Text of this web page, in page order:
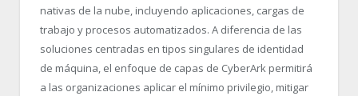
nativas de la nube, incluyendo aplicaciones, cargas de
trabajo y procesos automatizados. A diferencia de las
soluciones centradas en tipos singulares de identidad
de máquina, el enfoque de capas de CyberArk permitirá
a las organizaciones aplicar el mínimo privilegio, mitigar